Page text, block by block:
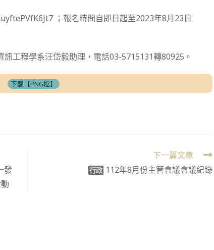
；報名時間自即日起至2023年8月23日
工程學系汪岱毅助理，電話03-5715131轉80925。
下載【PNG檔】
發
下一篇文章
行政 112年8月份主管會議會議紀錄